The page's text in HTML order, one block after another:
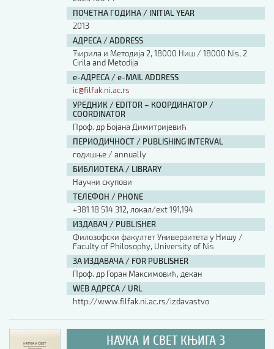
ПОЧЕТНА ГОДИНА / INITIAL YEAR
2013
АДРЕСА / ADDRESS
Ћирила и Методија 2, 18000 Ниш / 18000 Nis, 2
Cirila and Metodija
е-АДРЕСА / e-MAIL ADDRESS
ic@filfak.ni.ac.rs
УРЕДНИК / EDITOR – КООРДИНАТОР /
COORDINATOR
Проф. др Бојана Димитријевић
ПЕРИОДИЧНОСТ / PUBLISHING INTERVAL
годишње / annually
БИБЛИОТЕКА / LIBRARY
Научни скупови
ТЕЛЕФОН / PHONE
+381 18 514 312, локал/ext 191,194
ИЗДАВАЧ / PUBLISHER
Филозофски факултет Универзитета у Нишу /
Faculty of Philosophy, University of Nis
ЗА ИЗДАВАЧА / FOR PUBLISHER
Проф. др Горан Максимовић, декан
WEB АДРЕСА / URL
http://www.filfak.ni.ac.rs/izdavastvo
НАУКА И СВЕТ КЊИГА 3